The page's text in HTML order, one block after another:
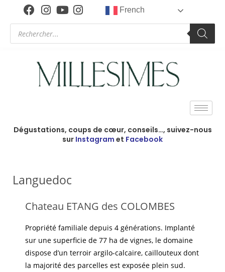
French
Dégustations, coups de cœur, conseils…, suivez-nous
sur Instagram et Facebook
Languedoc
Chateau ETANG des COLOMBES
Propriété familiale depuis 4 générations. Implanté
sur une superficie de 77 ha de vignes, le domaine
dispose d’un terroir argilo-calcaire, caillouteux dont
la majorité des parcelles est exposée plein sud.